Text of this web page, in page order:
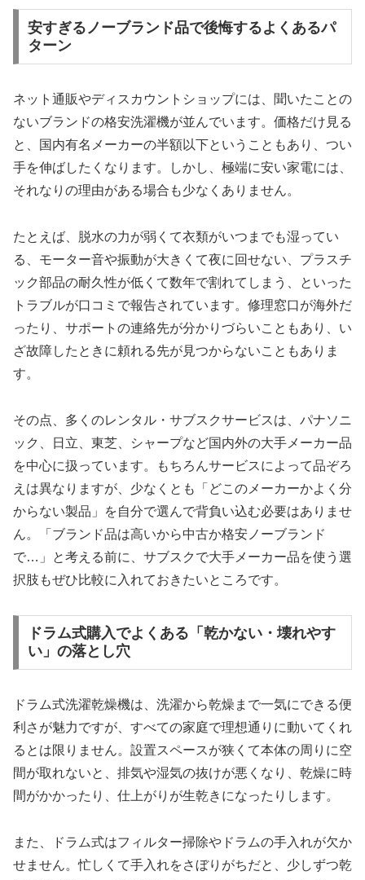
安すぎるノーブランド品で後悔するよくあるパ
ターン
ネット通販やディスカウントショップには、聞いたことの
ないブランドの格安洗濯機が並んでいます。価格だけ見る
と、国内有名メーカーの半額以下ということもあり、つい
手を伸ばしたくなります。しかし、極端に安い家電には、
それなりの理由がある場合も少なくありません。
たとえば、脱水の力が弱くて衣類がいつまでも湿ってい
る、モーター音や振動が大きくて夜に回せない、プラスチ
ック部品の耐久性が低くて数年で割れてしまう、といった
トラブルが口コミで報告されています。修理窓口が海外だ
ったり、サポートの連絡先が分かりづらいこともあり、い
ざ故障したときに頼れる先が見つからないこともありま
す。
その点、多くのレンタル・サブスクサービスは、パナソニ
ック、日立、東芝、シャープなど国内外の大手メーカー品
を中心に扱っています。もちろんサービスによって品ぞろ
えは異なりますが、少なくとも「どこのメーカーかよく分
からない製品」を自分で選んで背負い込む必要はありませ
ん。「ブランド品は高いから中古か格安ノーブランド
で…」と考える前に、サブスクで大手メーカー品を使う選
択肢もぜひ比較に入れておきたいところです。
ドラム式購入でよくある「乾かない・壊れやす
い」の落とし穴
ドラム式洗濯乾燥機は、洗濯から乾燥まで一気にできる便
利さが魅力ですが、すべての家庭で理想通りに動いてくれ
るとは限りません。設置スペースが狭くて本体の周りに空
間が取れないと、排気や湿気の抜けが悪くなり、乾燥に時
間がかかったり、仕上がりが生乾きになったりします。
また、ドラム式はフィルター掃除やドラムの手入れが欠か
せません。忙しくて手入れをさぼりがちだと、少しずつ乾